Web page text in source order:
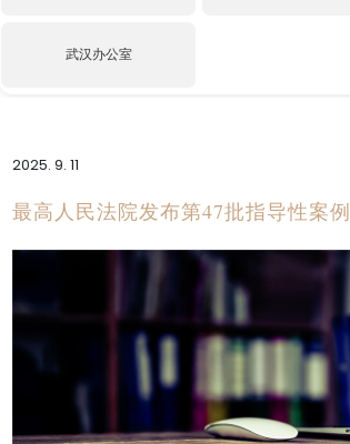
武汉办公室
2025. 9. 11
最高人民法院发布第47批指导性案例